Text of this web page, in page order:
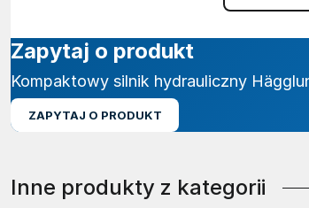
Zapytaj o produkt
Kompaktowy silnik hydrauliczny
ZAPYTAJ O PRODUKT
Inne produkty z kategorii